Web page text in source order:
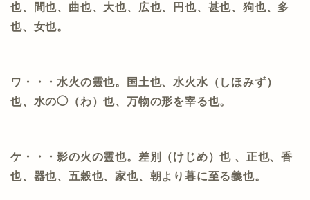
也、間也、曲也、大也、広也、円也、甚也、狗也、多
也、女也。
ワ・・・水火の靈也。国土也、水火水（しほみず）
也、水の◯（わ）也、万物の形を宰る也。
ケ・・・影の火の靈也。差別（けじめ）也 、正也、香
也、器也、五穀也、家也、朝より暮に至る義也。